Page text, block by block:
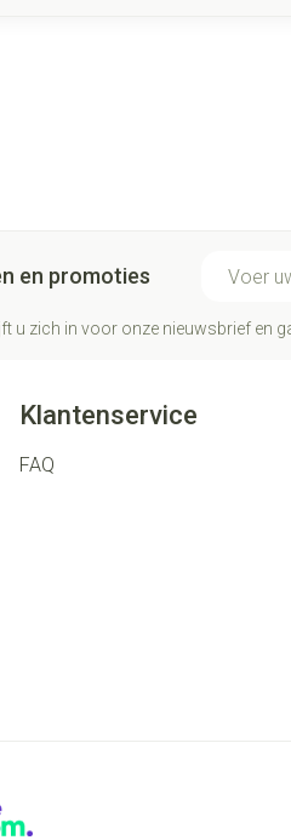
en promoties
u zich in voor onze nieuwsbrief en
Klantenservice
FAQ